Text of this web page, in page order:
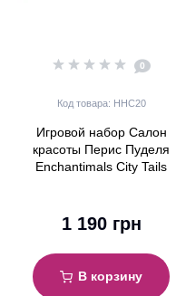
0
Код товара: HHC20
Игровой набор Салон
красоты Перис Пуделя
Enchantimals City Tails
1 190 грн
В корзину